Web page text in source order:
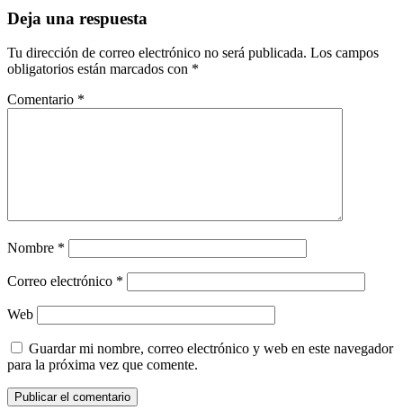
Deja una respuesta
Tu dirección de correo electrónico no será publicada. Los campos
obligatorios están marcados con *
Comentario *
Nombre *
Correo electrónico *
Web
Guardar mi nombre, correo electrónico y web en este navegador
para la próxima vez que comente.